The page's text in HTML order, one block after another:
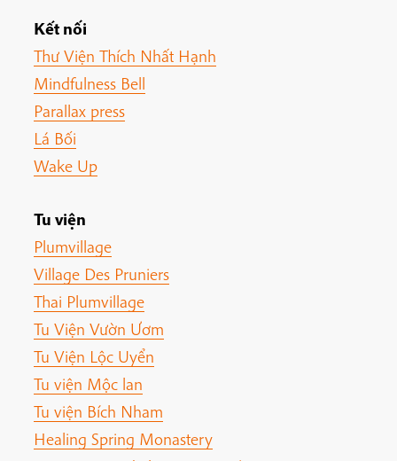
Kết nối
Thư Viện Thích Nhất Hạnh
Mindfulness Bell
Parallax press
Lá Bối
Wake Up
Tu viện
Plumvillage
Village Des Pruniers
Thai Plumvillage
Tu Viện Vườn Ươm
Tu Viện Lộc Uyển
Tu viện Mộc lan
Tu viện Bích Nham
Healing Spring Monastery